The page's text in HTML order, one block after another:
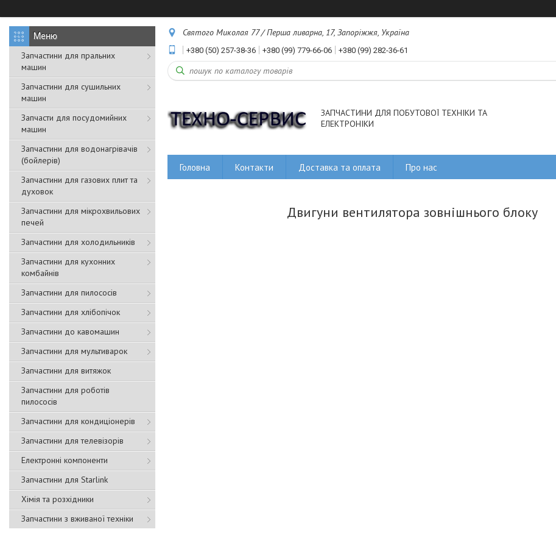
Запчастини для пральних
машин
Запчастини для сушильних
машин
Запчасти для посудомийних
машин
Запчастини для водонагрівачів
(бойлерів)
Запчастини для газових плит та
духовок
Запчастини для мікрохвильових
печей
Запчастини для холодильників
Запчастини для кухонних
комбайнів
Запчастини для пилососів
Запчастини для хлібопічок
Запчастини до кавомашин
Запчастини для мультиварок
Запчастини для витяжок
Запчастини для роботів
пилососів
Запчастини для кондиціонерів
Запчастини для телевізорів
Електронні компоненти
Запчастини для Starlink
Хімія та розхідники
Запчастини з вживаної техніки
Святого Миколая 77 / Перша ливарна, 17, Запоріжжя, Україна
+380 (50) 257-38-36 +380 (99) 779-66-06 +380 (99) 282-36-61
ЗАПЧАСТИНИ ДЛЯ ПОБУТОВОЇ ТЕХНІКИ ТА
ЕЛЕКТРОНІКИ
Головна Контакти Доставка та оплата Про нас
Двигуни вентилятора зовнішнього блоку